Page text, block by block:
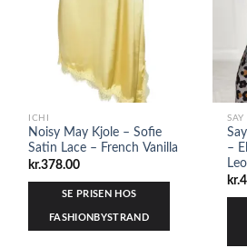
ICHI
Noisy May Kjole – Sofie
Satin Lace – French Vanilla
kr.378.00
SE PRISEN HOS
FASHIONBYSTRAND
–
kr.